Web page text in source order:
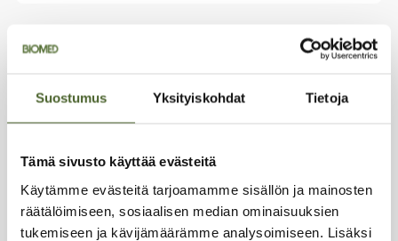
Suostumus Yksityiskohdat Tietoja
Tämä sivusto käyttää evästeitä
Käytämme evästeitä tarjoamamme sisällön ja mainosten
räätälöimiseen, sosiaalisen median ominaisuuksien
tukemiseen ja kävijämäärämme analysoimiseen. Lisäksi
tehdä
sivulla.
YHTEYSTIEDOT
Tehdas & varasto:Sirrikuja 4 D,
00940 Helsinki
Toimisto:Sirrikuja 4 A (3. krs.)